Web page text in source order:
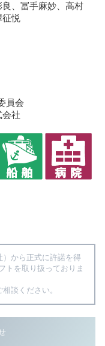
、冨手麻妙、高村
征悦
員会
会社
から正式に許諾を得
トを取り扱っておりま
談ください。